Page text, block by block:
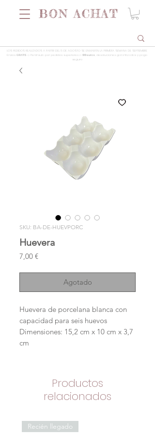
LOS PEDIDOS REALIZADOS A PARTIR DEL 5 DE AGOSTO SE ENVIARÁN LA PRIMERA SEMANA DE SEPTIEMBRE
Envios GRATIS a Península por pedidos superiores a 99 euros , devoluciones garantizadas y pago
seguro
SKU: BA-DE-HUEVPORC
Huevera
7,00 €Precio
Agotado
Huevera de porcelana blanca con
capacidad para seis huevos
Dimensiones: 15,2 cm x 10 cm x 3,7
cm
Productos
relacionados
Recién llegado